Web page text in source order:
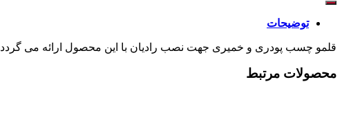
توضیحات
قلمو چسب پودری و خمیری جهت نصب رادیان با این محصول ارائه می گردد
محصولات مرتبط